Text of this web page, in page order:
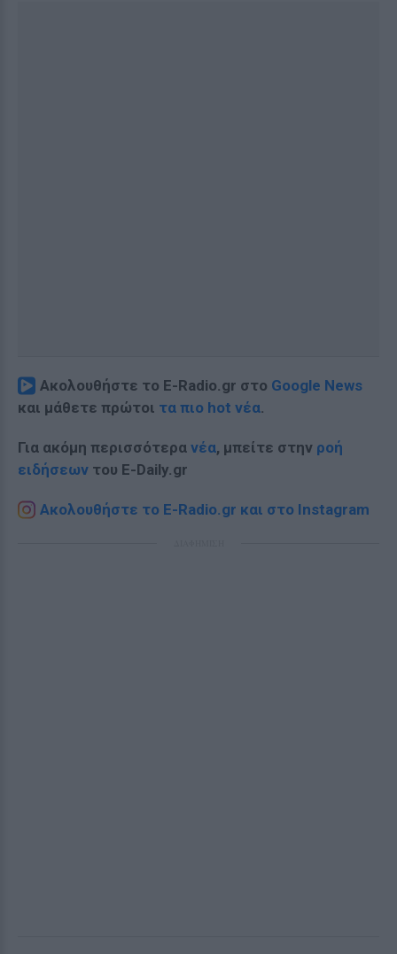
Ακολουθήστε το E-Radio.gr στο Google News
και μάθετε πρώτοι τα πιο hot νέα.
Για ακόμη περισσότερα νέα, μπείτε στην ροή
ειδήσεων του E-Daily.gr
Ακολουθήστε το E-Radio.gr και στο Instagram